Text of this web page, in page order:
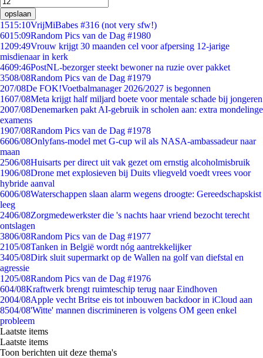
opslaan
1515:10VrijMiBabes #316 (not very sfw!)
6015:09Random Pics van de Dag #1980
1209:49Vrouw krijgt 30 maanden cel voor afpersing 12-jarige
misdienaar in kerk
4609:46PostNL-bezorger steekt bewoner na ruzie over pakket
3508/08Random Pics van de Dag #1979
207/08De FOK!Voetbalmanager 2026/2027 is begonnen
1607/08Meta krijgt half miljard boete voor mentale schade bij jongeren
2007/08Denemarken pakt AI-gebruik in scholen aan: extra mondelinge
examens
1907/08Random Pics van de Dag #1978
6606/08Onlyfans-model met G-cup wil als NASA-ambassadeur naar
maan
2506/08Huisarts per direct uit vak gezet om ernstig alcoholmisbruik
1906/08Drone met explosieven bij Duits vliegveld voedt vrees voor
hybride aanval
6006/08Waterschappen slaan alarm wegens droogte: Gereedschapskist
leeg
2406/08Zorgmedewerkster die 's nachts haar vriend bezocht terecht
ontslagen
3806/08Random Pics van de Dag #1977
2105/08Tanken in België wordt nóg aantrekkelijker
3405/08Dirk sluit supermarkt op de Wallen na golf van diefstal en
agressie
1205/08Random Pics van de Dag #1976
604/08Kraftwerk brengt ruimteschip terug naar Eindhoven
2004/08Apple vecht Britse eis tot inbouwen backdoor in iCloud aan
8504/08'Witte' mannen discrimineren is volgens OM geen enkel
probleem
Laatste items
Laatste items
Toon berichten uit deze thema's